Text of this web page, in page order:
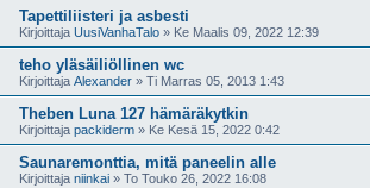
Tapettiliisteri ja asbesti
Kirjoittaja UusiVanhaTalo » Ke Maalis 09, 2022 12:39
teho yläsäiliöllinen wc
Kirjoittaja Alexander » Ti Marras 05, 2013 1:43
Theben Luna 127 hämäräkytkin
Kirjoittaja packiderm » Ke Kesä 15, 2022 0:42
Saunaremonttia, mitä paneelin alle
Kirjoittaja niinkai » To Touko 26, 2022 16:08